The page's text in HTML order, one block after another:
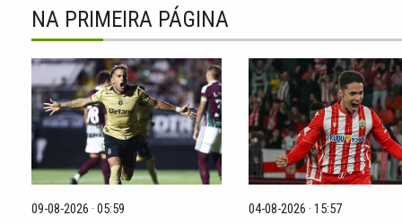
NA PRIMEIRA PÁGINA
09-08-2026 · 05:59 04-08-2026 · 15:57